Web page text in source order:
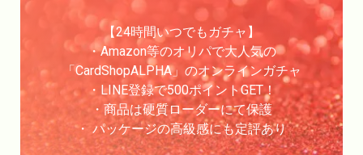
【24時間いつでもガチャ】
・Amazon等のオリパで大人気の
「CardShopALPHA」のオンラインガチャ
・LINE登録で500ポイントGET！
・商品は硬質ローダーにて保護
・ パッケージの高級感にも定評あり